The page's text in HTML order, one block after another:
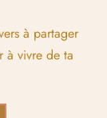
à partager
à vivre de ta